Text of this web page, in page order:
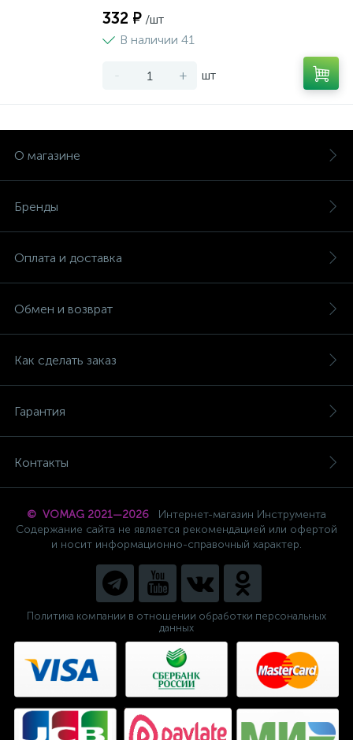
332 ₽ /шт
В наличии 41
- + шт
О магазине
Бренды
Оплата и доставка
Обмен и возврат
Как сделать заказ
Гарантия
Контакты
© VOMAG 2021—2026
Интернет-магазин Инструмента
Содержание сайта не является рекомендацией или офертой
и носит информационно-справочный характер.
Политика компании в отношении обработки персональных
данных